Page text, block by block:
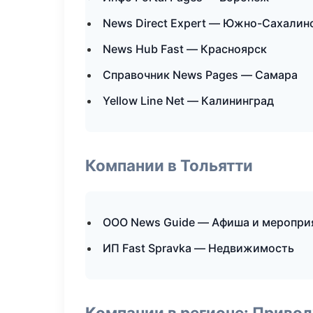
News Direct Expert — Южно-
News Hub Fast — Красноярск
Справочник News Pages — Самара
Yellow Line Net — Калининград
Компании в Тольятти
ООО News Guide — Афиша и
ИП Fast Spravka — Недвижимость